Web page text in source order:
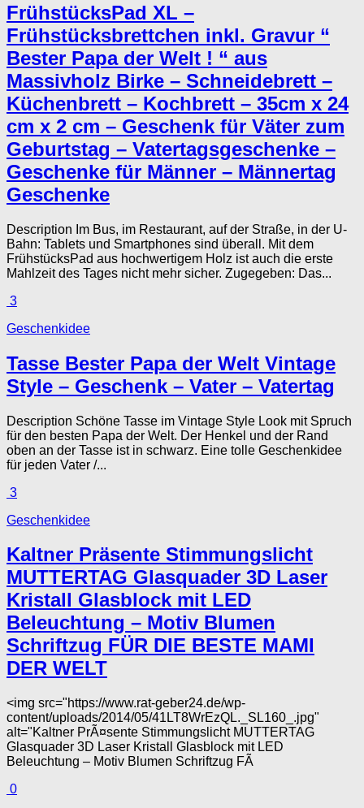
FrühstücksPad XL –
Frühstücksbrettchen inkl. Gravur “
Bester Papa der Welt ! “ aus
Massivholz Birke – Schneidebrett –
Küchenbrett – Kochbrett – 35cm x 24
cm x 2 cm – Geschenk für Väter zum
Geburtstag – Vatertagsgeschenke –
Geschenke für Männer – Männertag
Geschenke
Description Im Bus, im Restaurant, auf der Straße, in der U-
Bahn: Tablets und Smartphones sind überall. Mit dem
FrühstücksPad aus hochwertigem Holz ist auch die erste
Mahlzeit des Tages nicht mehr sicher. Zugegeben: Das...
3
Geschenkidee
Tasse Bester Papa der Welt Vintage
Style – Geschenk – Vater – Vatertag
Description Schöne Tasse im Vintage Style Look mit Spruch
für den besten Papa der Welt. Der Henkel und der Rand
oben an der Tasse ist in schwarz. Eine tolle Geschenkidee
für jeden Vater /...
3
Geschenkidee
Kaltner Präsente Stimmungslicht
MUTTERTAG Glasquader 3D Laser
Kristall Glasblock mit LED
Beleuchtung – Motiv Blumen
Schriftzug FÜR DIE BESTE MAMI
DER WELT
<img src="https://www.rat-geber24.de/wp-
content/uploads/2014/05/41LT8WrEzQL._SL160_.jpg"
alt="Kaltner PrÃ¤sente Stimmungslicht MUTTERTAG
Glasquader 3D Laser Kristall Glasblock mit LED
Beleuchtung – Motiv Blumen Schriftzug FÃ
0